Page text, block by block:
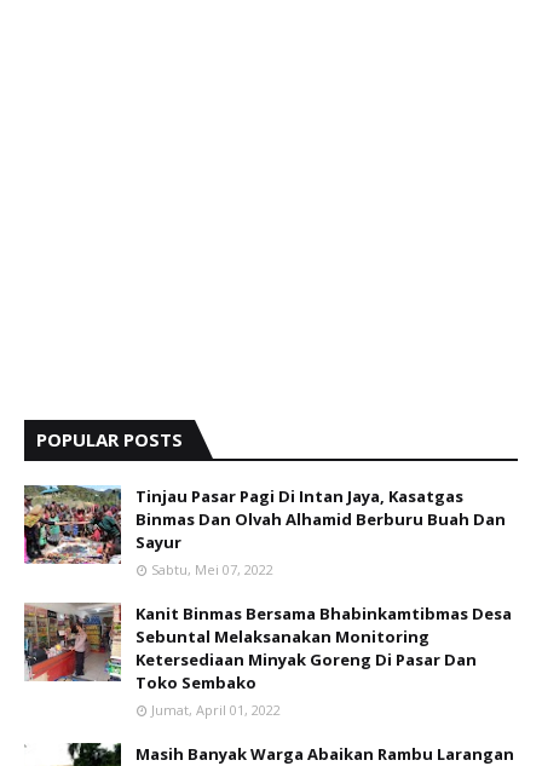
POPULAR POSTS
Tinjau Pasar Pagi Di Intan Jaya, Kasatgas
Binmas Dan Olvah Alhamid Berburu Buah Dan
Sayur
Sabtu, Mei 07, 2022
Kanit Binmas Bersama Bhabinkamtibmas Desa
Sebuntal Melaksanakan Monitoring
Ketersediaan Minyak Goreng Di Pasar Dan
Toko Sembako
Jumat, April 01, 2022
Masih Banyak Warga Abaikan Rambu Larangan